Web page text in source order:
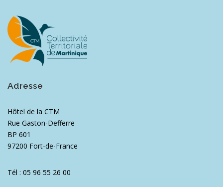
Adresse
Hôtel de la CTM
Rue Gaston-Defferre
BP 601
97200 Fort-de-France
Tél : 05 96 55 26 00